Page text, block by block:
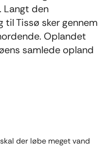
Langt den
Tissø sker gennem
Oplandet
samlede opland
der løbe meget vand